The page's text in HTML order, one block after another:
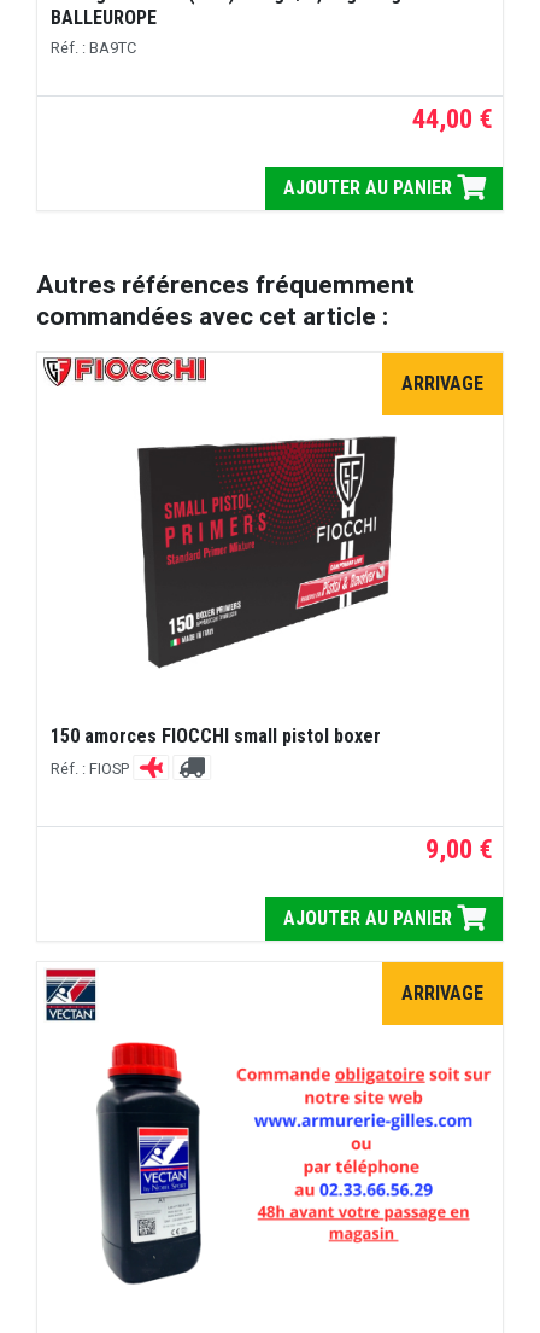
BALLEUROPE
Réf. : BA9TC
44,00 €
AJOUTER AU PANIER
Autres références fréquemment
commandées avec cet article :
ARRIVAGE
150 amorces FIOCCHI small pistol boxer
Réf. : FIOSP
9,00 €
AJOUTER AU PANIER
ARRIVAGE